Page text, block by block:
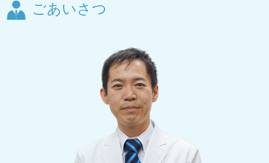
ごあいさつ